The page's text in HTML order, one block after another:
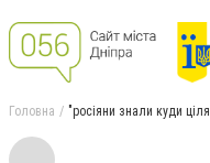
Головна "росіяни знали куди